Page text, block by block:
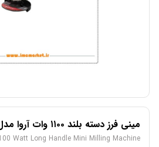
مینی فرز دسته بلند ۱۱۰۰ وات آروا مدل ۵۵۲۳
Watt Long Handle Mini Milling Machine